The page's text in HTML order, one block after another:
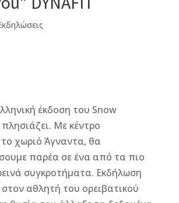
e
r
m
ai
l
it
te
r
n
te
r
e
st
έκδοση του Snow
Με κέντρο
χωριό Άγναντα, θα
παρέα σε ένα από τα πιο
συγκροτήματα. Εκδήλωση
αθλητή του ορειβατικού